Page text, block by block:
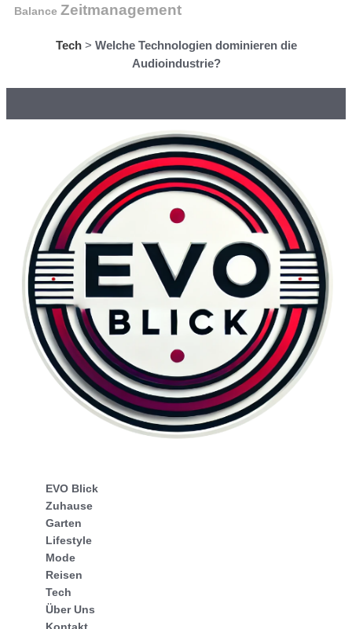
Balance Zeitmanagement
Tech> Welche Technologien dominieren die
Audioindustrie?
EVO Blick
Zuhause
Garten
Lifestyle
Mode
Reisen
Tech
Über Uns